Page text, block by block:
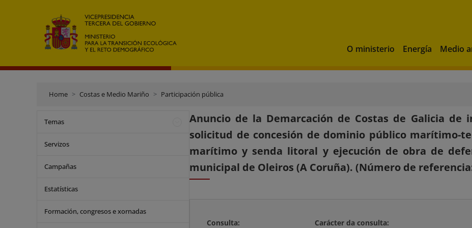
O ministerio Energía Medio
Home Costas e Medio Mariño Participación pública
Temas
Servizos
Campañas
Estatísticas
Formación, congresos e xornadas
Anuncio de la Demarcación de Costas de Galicia
solicitud de concesión de dominio público marítimo-
marítimo y senda litoral y ejecución de obra de
municipal de Oleiros (A Coruña). (Número de referencia:
Consulta:
Carácter da consulta: